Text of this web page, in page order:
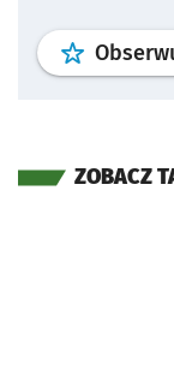
ZOBACZ